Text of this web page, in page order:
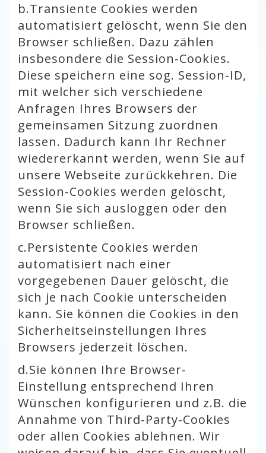
b.Transiente Cookies werden
automatisiert gelöscht, wenn Sie den
Browser schließen. Dazu zählen
insbesondere die Session-Cookies.
Diese speichern eine sog. Session-ID,
mit welcher sich verschiedene
Anfragen Ihres Browsers der
gemeinsamen Sitzung zuordnen
lassen. Dadurch kann Ihr Rechner
wiedererkannt werden, wenn Sie auf
unsere Webseite zurückkehren. Die
Session-Cookies werden gelöscht,
wenn Sie sich ausloggen oder den
Browser schließen.
c.Persistente Cookies werden
automatisiert nach einer
vorgegebenen Dauer gelöscht, die
sich je nach Cookie unterscheiden
kann. Sie können die Cookies in den
Sicherheitseinstellungen Ihres
Browsers jederzeit löschen.
d.Sie können Ihre Browser-
Einstellung entsprechend Ihren
Wünschen konfigurieren und z.B. die
Annahme von Third-Party-Cookies
oder allen Cookies ablehnen. Wir